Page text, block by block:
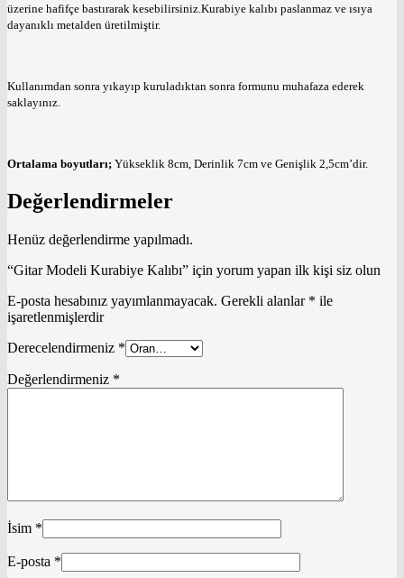
üzerine hafifçe bastırarak kesebilirsiniz.Kurabiye kalıbı paslanmaz ve ısıya
dayanıklı metalden üretilmiştir.
Kullanımdan sonra yıkayıp kuruladıktan sonra formunu muhafaza ederek
saklayınız.
Ortalama boyutları; Yükseklik 8cm, Derinlik 7cm ve Genişlik 2,5cm’dir.
Değerlendirmeler
Henüz değerlendirme yapılmadı.
“Gitar Modeli Kurabiye Kalıbı” için yorum yapan ilk kişi siz olun
E-posta hesabınız yayımlanmayacak. Gerekli alanlar * ile
işaretlenmişlerdir
Derecelendirmeniz *
Değerlendirmeniz *
İsim *
E-posta *